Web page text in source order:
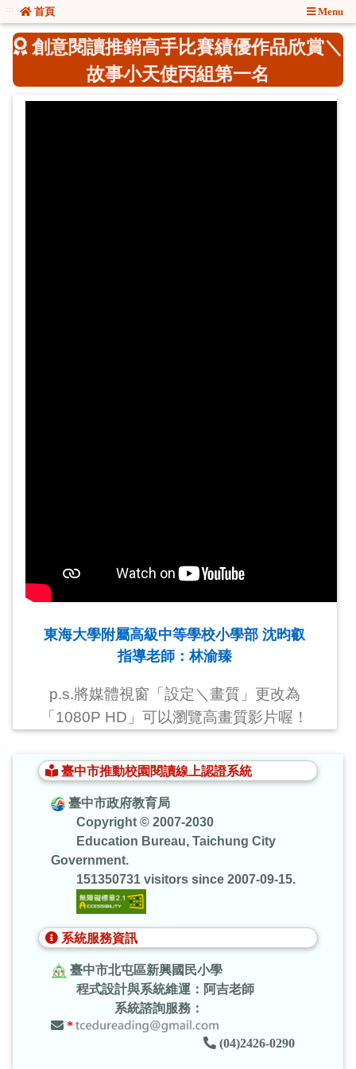
::: 首頁 Menu
創意閱讀推銷高手比賽績優作品欣賞＼
故事小天使丙組第一名
東海大學附屬高級中等學校小學部 沈昀叡
指導老師：林渝臻
p.s.將媒體視窗「設定＼畫質」更改為
「1080P HD」可以瀏覽高畫質影片喔！
臺中市推動校園閱讀線上認證系統
臺中市政府教育局
Copyright © 2007-2030
Education Bureau, Taichung City
Government.
151350731 visitors since 2007-09-15.
系統服務資訊
臺中市北屯區新興國民小學
程式設計與系統維運：阿吉老師
系統諮詢服務：
*
(04)2426-0290